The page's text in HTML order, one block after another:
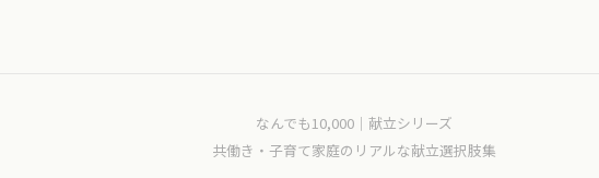
なんでも10,000｜献立シリーズ
共働き・子育て家庭のリアルな献立選択肢集